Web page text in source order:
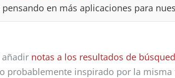
en más aplicaciones para
notas a los resultados de
probablemente inspirado por la